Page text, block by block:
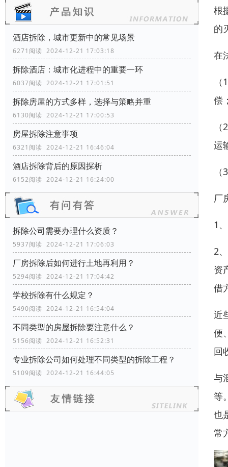
酒店拆除，城市更新中的常见场景
6271阅读 2024-12-21 17:03:18
拆除酒店：城市化进程中的重要一环
6037阅读 2024-12-21 17:01:51
拆除房屋的方式多样，选择与策略并重
6130阅读 2024-12-21 17:00:53
房屋拆除注意事项
6321阅读 2024-12-21 16:46:04
酒店拆除背后的原因探析
6152阅读 2024-12-21 16:24:00
拆除公司需要办理什么资质？
5937阅读 2024-12-21 17:06:03
厂房拆除后如何进行土地再利用？
5294阅读 2024-12-21 17:04:42
学校拆除有什么规定？
5490阅读 2024-12-21 16:54:04
不同类型的房屋拆除要注意什么？
5156阅读 2024-12-21 16:52:31
专业拆除公司如何处理不同类型的拆除工程？
5109阅读 2024-12-21 16:44:05
根
的
在
偿
运
厂
1
2
资
借
近
便
回
与
等
也
常